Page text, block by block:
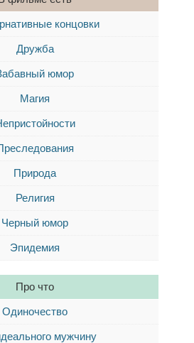
концовки
Дружба
юмор
Магия
Природа
Религия
Черный юмор
Эпидемия
Про что
Одиночество
мужчину